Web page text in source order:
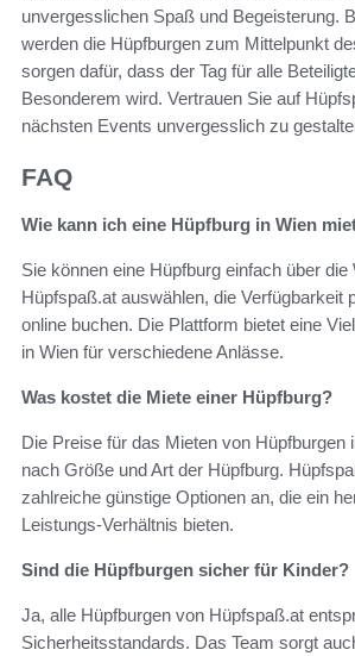
unvergesslichen Spaß und Begeisterung.
werden die Hüpfburgen zum Mittelpunkt
sorgen dafür, dass der Tag für alle
Besonderem wird. Vertrauen Sie auf
nächsten Events unvergesslich zu
FAQ
Wie kann ich eine Hüpfburg in Wien
Sie können eine Hüpfburg einfach über die
Hüpfspaß.at auswählen, die Verfügbarkeit
online buchen. Die Plattform bietet eine
in Wien für verschiedene Anlässe.
Was kostet die Miete einer Hüpfburg?
Die Preise für das Mieten von Hüpfburgen
nach Größe und Art der Hüpfburg.
zahlreiche günstige Optionen an, die ein
Leistungs-Verhältnis bieten.
Sind die Hüpfburgen sicher für Kinder?
Ja, alle Hüpfburgen von Hüpfspaß.at
Sicherheitsstandards. Das Team sorgt